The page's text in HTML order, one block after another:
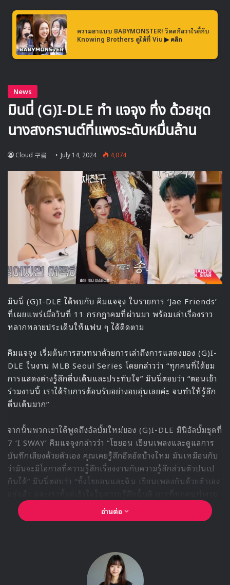
มิยอน “มันคือคอนเซปต์ที่จะทำให้เราสามารถ่ายทอดสีสันแบบ
ไหนก็ได้ออกมาค่ะ จากคอนเซปต์นี้พวกเราเลยมีชื่อเล่นที่เลือก
ตามสีที่ชอบ แล้วเอาชื่อสัตว์มาต่อท้าย ฉันชอบสีเขียว ก็เลยได้ชื่อ
ว่า ‘จระเข้เขียว'”
เมาส์ ฉันเลยได้ชื่อว่า ‘หนูชมพู'” ทำให้ทุกคนหัวเราะ
มินนี่ยังพูดถึงชื่อของสมาชิกคนอื่นๆอีก “โซยอนได้ชื่อว่า ‘ปลา
เหลือง’ ชูฮวาเป็น ‘ผีเสื้อขาว’ และอูกิเป็น ‘ท้องฟ้าสีฟ้า'”
(G)I-DLE กำลังโปรโมตอัลบั้มใหม่ ‘I SWAY’ ซึ่งปล่อยออกมา
เมื่อวันที่ 8 กรกฎาคมที่ผ่านมา โดยมีเพลงไตเติล ‘Klaxon’ เป็น
เพลงหลักในการโปรโมต
Minnie
ความฮาแบบ BABYMONSTER! วัดสกิลวาไรตี้กับ
Knowing Brothers ดูได้ที่ Viu ▶ คลิก